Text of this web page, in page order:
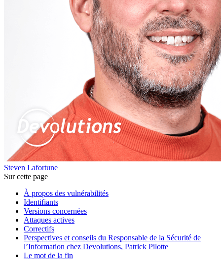
Steven Lafortune
Sur cette page
À propos des vulnérabilités
Identifiants
Versions concernées
Attaques actives
Correctifs
Perspectives et conseils du Responsable de la Sécurité de
l’Information chez Devolutions, Patrick Pilotte
Le mot de la fin